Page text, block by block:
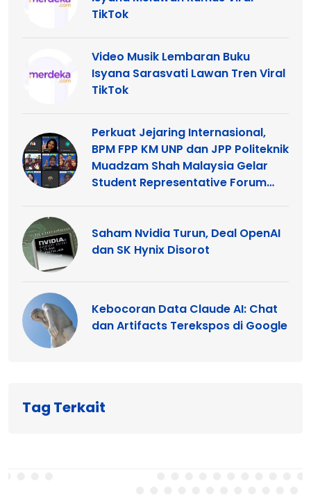
TikTok
Video Musik Lembaran Buku
Isyana Sarasvati Lawan Tren Viral
TikTok
Perkuat Jejaring Internasional,
BPM FPP KM UNP dan JPP Politeknik
Muadzam Shah Malaysia Gelar
Student Representative Forum
Saham Nvidia Turun, Deal OpenAI
dan SK Hynix Disorot
Kebocoran Data Claude AI: Chat
dan Artifacts Terekspos di Google
Tag Terkait